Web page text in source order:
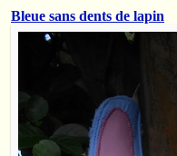
Bleue sans dents de lapin